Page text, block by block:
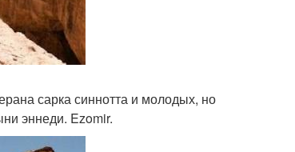
сарка синнотта и молодых, но
эннеди. Ezomir.